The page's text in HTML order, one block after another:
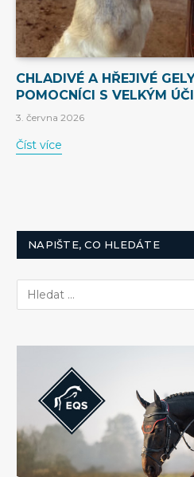
CHLADIVÉ A HŘEJIVÉ
POMOCNÍCI S VELKÝM
3. června 2026
Číst více
NAPIŠTE, CO HLEDÁTE